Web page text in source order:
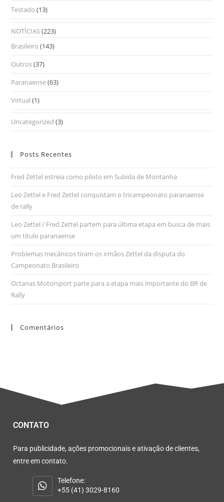
Testado (13)
NOTÍCIAS(223)
Brasileiro (143)
Outros(37)
Paranaense(63)
Virtual (1)
Uncategorized (3)
Posts Recentes
Fred Zettel estreia como piloto em Subida de Montanha
Leo Zettel e Fred Zettel conquistam o tricampeonato paranaense
de rally
Leo Zettel / Fred Zettel partem para última etapa em busca de mais
um título paranaense
Problemas mecânicos tiram os irmãos Zettel da disputa do
Campeonato Brasileiro
Octanas Motorsport parte para a etapa mais importante do BR de
Rally
Comentários
CONTATO
Para publicidade, ações promocionais e ativação de clientes,
entre em contato.
Telefone:
+55 (41) 3029-8160